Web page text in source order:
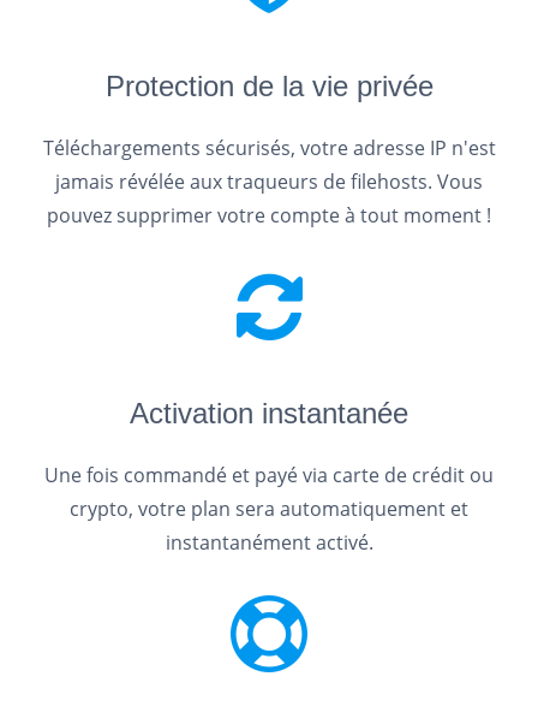
Protection de la vie privée
Téléchargements sécurisés, votre adresse IP n'est
jamais révélée aux traqueurs de filehosts. Vous
pouvez supprimer votre compte à tout moment !
Activation instantanée
Une fois commandé et payé via carte de crédit ou
crypto, votre plan sera automatiquement et
instantanément activé.